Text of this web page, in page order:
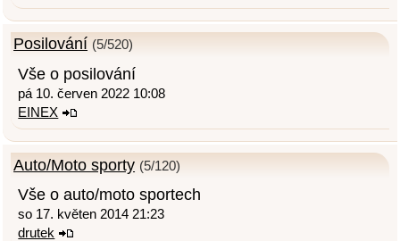
Posilování (5/520)
Vše o posilování
pá 10. červen 2022 10:08
EINEX
Auto/Moto sporty (5/120)
Vše o auto/moto sportech
so 17. květen 2014 21:23
drutek